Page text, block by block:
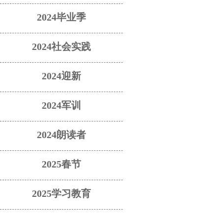
2024毕业季
2024社会实践
2024迎新
2024军训
2024朗读者
2025春节
2025学习教育